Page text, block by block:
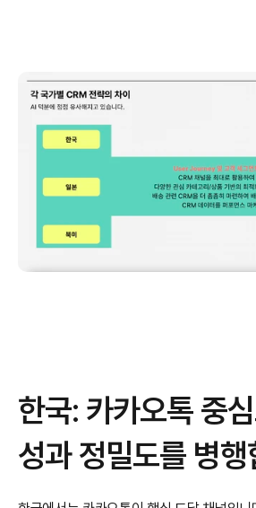
한국: 카카오톡 중
성과 정밀도를 병